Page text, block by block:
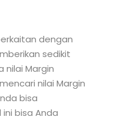
dengan
sedikit
Margin
nilai Margin
bisa
bisa Anda